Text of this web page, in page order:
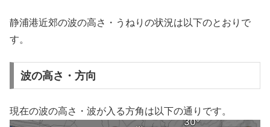
静浦港近郊の波の高さ・うねりの状況は以下のとおりで
す。
波の高さ・方向
現在の波の高さ・波が入る方角は以下の通りです。